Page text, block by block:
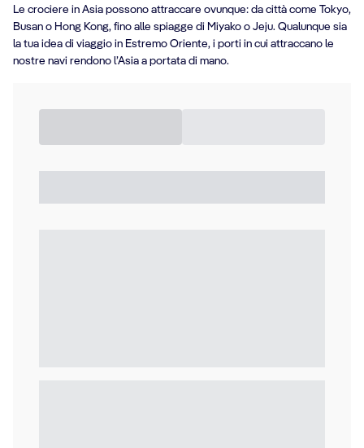
Le crociere in Asia possono attraccare ovunque: da città come Tokyo,
Busan o Hong Kong, fino alle spiagge di Miyako o Jeju. Qualunque sia
la tua idea di viaggio in Estremo Oriente, i porti in cui attraccano le
nostre navi rendono l’Asia a portata di mano.